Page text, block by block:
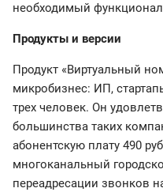
необходимый
Продукты и версии
Продукт «Виртуальный
микробизнес: ИП,
трех человек. Он
большинства таких
абонентскую плату 490
многоканальный
переадресации звонков